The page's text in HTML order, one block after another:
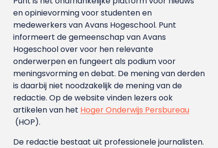
en opinievorming voor studenten en
medewerkers van Avans Hoge­school. Punt
informeert de gemeenschap van Avans
Hogeschool over voor hen relevante
onderwerpen en fungeert als podium voor
meningsvorming en debat. De mening van derden
is daarbij niet noodzakelijk de mening van de
redactie. Op de website vinden lezers ook
artikelen van het Hoger Onderwijs Persbureau
(HOP).
De redactie bestaat uit professionele journalisten.